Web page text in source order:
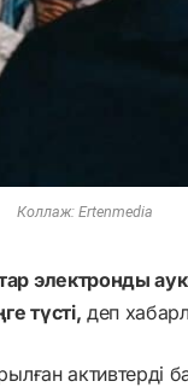
Коллаж: Ertenmedia
электронды
түсті, деп